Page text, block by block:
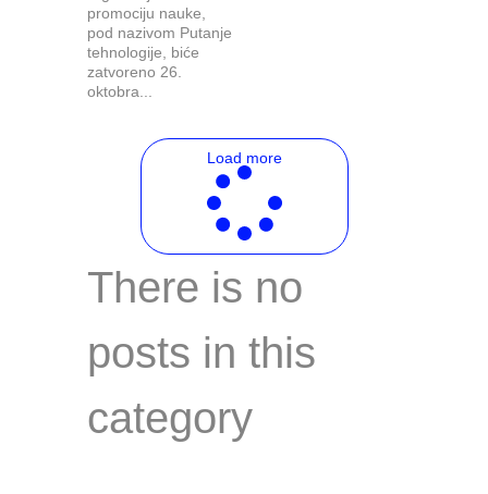
promociju nauke,
pod nazivom Putanje
tehnologije, biće
zatvoreno 26.
oktobra...
Load more
There is no
posts in this
category